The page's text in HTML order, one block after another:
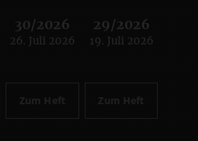
30/2026
:
26. Juli 2026
Zum Heft
29/2026
:
19. Juli 2026
Zum Heft